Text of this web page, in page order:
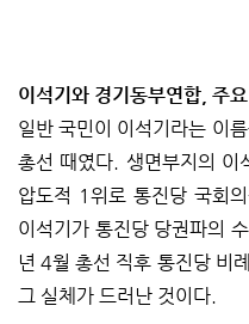
이석기와 경기동부연합, 주
일반 국민이 이석기라는 이
총선 때였다. 생면부지의 이
압도적 1위로 통진당 국회
이석기가 통진당 당권파의
년 4월 총선 직후 통진당 비
그 실체가 드러난 것이다.